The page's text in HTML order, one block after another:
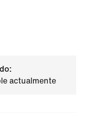
actualmente